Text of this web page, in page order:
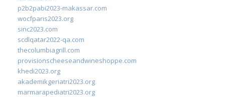
p2b2pabi2023-makassar.com
wocfparis2023.org
sinc2023.com
scdlqatar2022-qa.com
thecolumbiagrill.com
provisionscheeseandwineshoppe.com
khedi2023.org
akademikgeriatri2023.org
marmarapediatri2023.org